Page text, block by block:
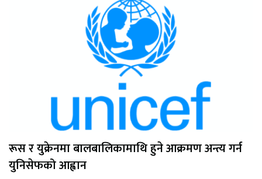
रूस र युक्रेनमा बालबालिकामाथि हुने आक्रमण अन्त्य गर्न
युनिसेफको आह्वान